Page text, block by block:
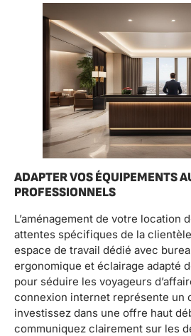
ADAPTER VOS ÉQUIPEMENTS
PROFESSIONNELS
L’aménagement de votre location
attentes spécifiques de la
espace de travail dédié avec
ergonomique et éclairage adapté
pour séduire les voyageurs
connexion internet représente un
investissez dans une offre haut
communiquez clairement sur les